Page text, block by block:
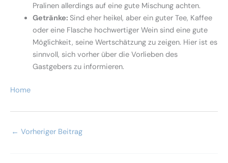
Pralinen allerdings auf eine gute Mischung achten.
Getränke: Sind eher heikel, aber ein guter Tee, Kaffee
oder eine Flasche hochwertiger Wein sind eine gute
Möglichkeit, seine Wertschätzung zu zeigen. Hier ist es
sinnvoll, sich vorher über die Vorlieben des
Gastgebers zu informieren.
Home
← Vorheriger Beitrag